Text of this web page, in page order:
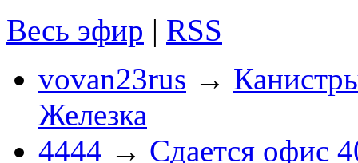
Весь эфир | RSS
vovan23rus →
Железка
4444 → Сдается офис